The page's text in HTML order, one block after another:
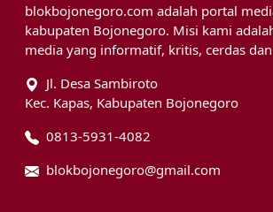
blokbojonegoro.com adalah portal
kabupaten Bojonegoro. Misi kami
media yang informatif, kritis, cerdas
Jl. Desa Sambiroto
Kec. Kapas, Kabupaten Bojonegoro
0813-5931-4082
blokbojonegoro@gmail.com